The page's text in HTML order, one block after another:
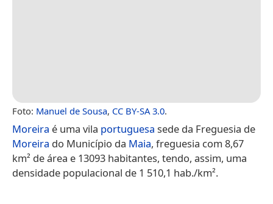
Foto: Manuel de Sousa, CC BY-SA 3.0.
Moreira é uma vila portuguesa sede da Freguesia de
Moreira do Município da Maia, freguesia com 8,67
km² de área e 13093 habitantes, tendo, assim, uma
densidade populacional de 1 510,1 hab./km².